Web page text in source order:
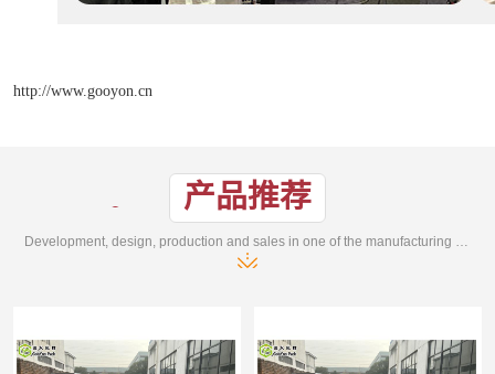
http://www.gooyon.cn
产品推荐